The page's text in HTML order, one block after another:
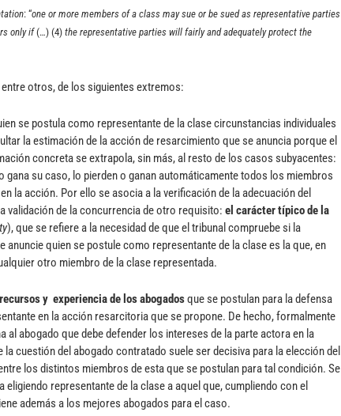
: “one or more members of a class may sue or be sued as representative parties
only if(…) (4) the representative parties will fairly and adequately protect the
otros, de los siguientes extremos:
se postula como representante de la clase circunstancias individuales
la estimación de la acción de resarcimiento que se anuncia porque el
concreta se extrapola, sin más, al resto de los casos subyacentes:
gana su caso, lo pierden o ganan automáticamente todos los miembros
la acción. Por ello se asocia a la verificación de la adecuación del
validación de la concurrencia de otro requisito: el carácter típico de la
), que se refiere a la necesidad de que el tribunal compruebe si la
anuncie quien se postule como representante de la clase es la que, en
otro miembro de la clase representada.
y experiencia de los abogadosque se postulan para la defensa
en la acción resarcitoria que se propone. De hecho, formalmente
al abogado que debe defender los intereses de la parte actora en la
cuestión del abogado contratado suele ser decisiva para la elección del
los distintos miembros de esta que se postulan para tal condición. Se
eligiendo representante de la clase a aquel que, cumpliendo con el
además a los mejores abogados para el caso.